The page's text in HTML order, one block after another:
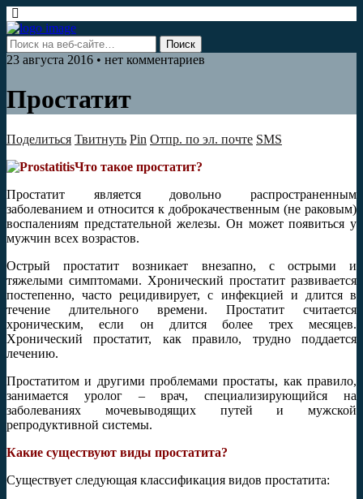
23 августа 2016 • нет комментариев
Простатит
Поделиться Твитнуть Pin Отпр. по эл. почте SMS
Что такое простатит?
Простатит является довольно распространенным
заболеванием и относится к доброкачественным (не раковым)
воспалениям предстательной железы. Он может появиться у
мужчин всех возрастов.
Острый простатит возникает внезапно, с острыми и
тяжелыми симптомами. Хронический простатит развивается
постепенно, часто рецидивирует, с инфекцией и длится в
течение длительного времени. Простатит считается
хроническим, если он длится более трех месяцев.
Хронический простатит, как правило, трудно поддается
лечению.
Простатитом и другими проблемами простаты, как правило,
занимается уролог – врач, специализирующийся на
заболеваниях мочевыводящих путей и мужской
репродуктивной системы.
Какие существуют виды простатита?
Существует следующая классификация видов простатита: